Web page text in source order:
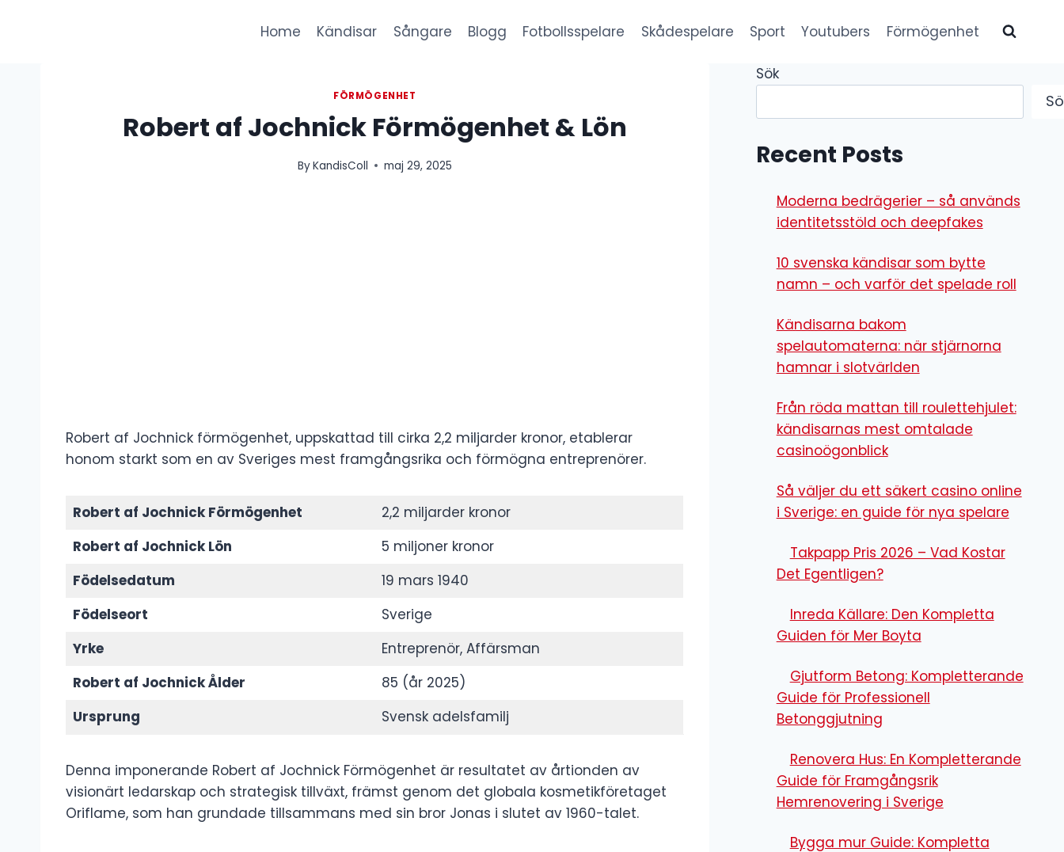
Home Kändisar Sångare Blogg Fotbollsspelare Skådespelare Sport Youtubers Förmögenhet
FÖRMÖGENHET
Robert af Jochnick Förmögenhet & Lön
ByKandisColl maj 29, 2025
Robert af Jochnick förmögenhet, uppskattad till cirka 2,2 miljarder kronor, etablerar
honom starkt som en av Sveriges mest framgångsrika och förmögna entreprenörer.
Robert af Jochnick Förmögenhet
2,2 miljarder kronor
Robert af Jochnick Lön
5 miljoner kronor
Födelsedatum
19 mars 1940
Födelseort
Sverige
Yrke
Entreprenör, Affärsman
Robert af Jochnick Ålder
85 (år 2025)
Ursprung
Svensk adelsfamilj
Denna imponerande Robert af Jochnick Förmögenhet är resultatet av årtionden av
visionärt ledarskap och strategisk tillväxt, främst genom det globala kosmetikföretaget
Oriflame, som han grundade tillsammans med sin bror Jonas i slutet av 1960-talet.
Sök
Recent Posts
Moderna bedrägerier – så används
identitetsstöld och deepfakes
10 svenska kändisar som bytte
namn – och varför det spelade roll
Kändisarna bakom
spelautomaterna: när stjärnorna
hamnar i slotvärlden
Från röda mattan till roulettehjulet:
kändisarnas mest omtalade
casinoögonblick
Så väljer du ett säkert casino online
i Sverige: en guide för nya spelare
Takpapp Pris 2026 – Vad Kostar
Det Egentligen?
Inreda Källare: Den Kompletta
Guiden för Mer Boyta
Gjutform Betong: Kompletterande
Guide för Professionell
Betonggjutning
Renovera Hus: En Kompletterande
Guide för Framgångsrik
Hemrenovering i Sverige
Bygga mur Guide: Kompletta